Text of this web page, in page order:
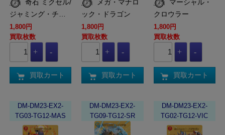
ジャミング・チ…
1,800円
買取枚数
買取カート
ック・ドラゴン
1,800円
買取枚数
買取カート
クロウラー
1,800円
買取枚数
買取カート
DM-DM23-EX2-
TG03-TG12-MAS
DM-DM23-EX2-
TG09-TG12-SR
DM-DM23-EX2-
TG02-TG12-VIC